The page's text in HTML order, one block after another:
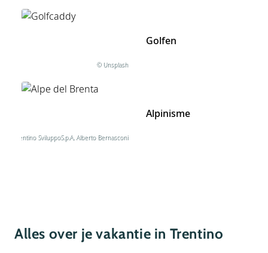
© Unsplash
Golfen
© Trentino SviluppoS.p.A, Alberto Bernasconi
Alpinisme
Alles over je vakantie in Trentino